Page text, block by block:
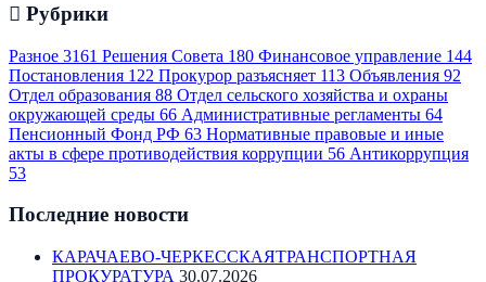
Рубрики
Разное 3161 Решения Совета 180 Финансовое управление 144
Постановления 122 Прокурор разъясняет 113 Объявления 92
Отдел образования 88 Отдел сельского хозяйства и охраны
окружающей среды 66 Административные регламенты 64
Пенсионный Фонд РФ 63 Нормативные правовые и иные
акты в сфере противодействия коррупции 56 Антикоррупция
53
Последние новости
КАРАЧАЕВО-ЧЕРКЕССКАЯТРАНСПОРТНАЯ
ПРОКУРАТУРА 30.07.2026